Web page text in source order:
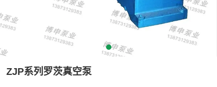
ZJP系列罗茨真空泵